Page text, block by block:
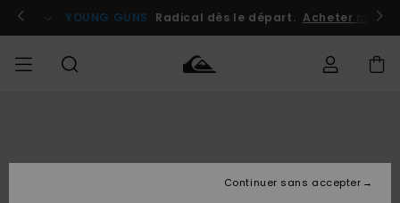
l'information
le
Se connecter / s'inscrire
YOUNG GUNS Radical dès le départ. Acheter
Continuer sans accepter